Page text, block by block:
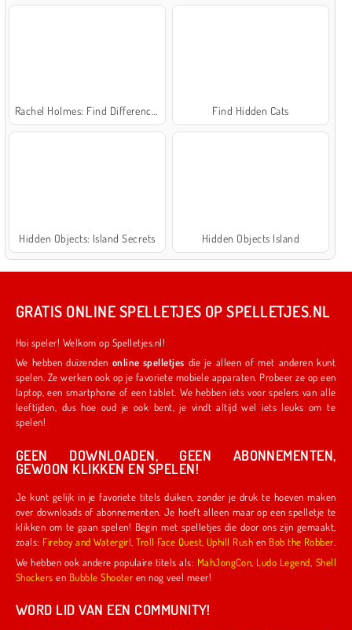
Find Hidden Cats
Hidden Objects: Island Secrets Hidden Objects Island
GRATIS ONLINE SPELLETJES OP SPELLETJES.NL
Hoi speler! Welkom op Spelletjes.nl!
We hebben duizenden online spelletjes die je alleen of met anderen kunt
spelen. Ze werken ook op je favoriete mobiele apparaten. Probeer ze op een
laptop, een smartphone of een tablet. We hebben iets voor spelers van alle
leeftijden, dus hoe oud je ook bent, je vindt altijd wel iets leuks om te
spelen!
GEEN DOWNLOADEN, GEEN ABONNEMENTEN,
GEWOON KLIKKEN EN SPELEN!
Je kunt gelijk in je favoriete titels duiken, zonder je druk te hoeven maken
over downloads of abonnementen. Je hoeft alleen maar op een spelletje te
klikken om te gaan spelen! Begin met spelletjes die door ons zijn gemaakt,
zoals:
Fireboy and Watergirl ,Troll Face Quest Uphill Rush en Bob the Robber
We hebben ook andere populaire titels als: MahJongCon Ludo Legend Shell
Shockers en Bubble Shooter en nog veel meer!
WORD LID VAN EEN COMMUNITY!